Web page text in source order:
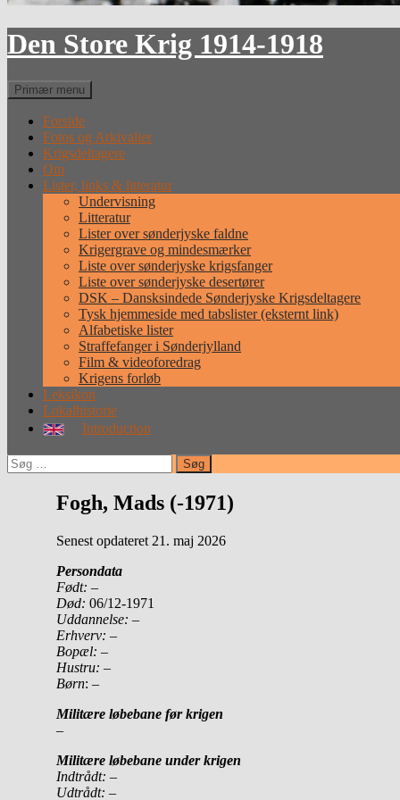
Den Store Krig 1914-1918
Søg
Primær menu
Forside
Fotos og Arkivalier
Krigsdeltagere
Om
Lister, links & litteratur
Undervisning
Litteratur
Lister over sønderjyske faldne
Krigergrave og mindesmærker
Liste over sønderjyske krigsfanger
Liste over sønderjyske desertører
DSK – Dansksindede Sønderjyske Krigsdeltagere
Tysk hjemmeside med tabslister (eksternt link)
Alfabetiske lister
Straffefanger i Sønderjylland
Film & videoforedrag
Krigens forløb
Leksikon
Lokalhistorie
Introduction
Søg
efter:
Fogh, Mads (-1971)
Senest opdateret 21. maj 2026
Persondata
Født: –
Død: 06/12-1971
Uddannelse: –
Erhverv: –
Bopæl: –
Hustru: –
Børn: –
Militære løbebane før krigen
–
Militære løbebane under krigen
Indtrådt: –
Udtrådt: –